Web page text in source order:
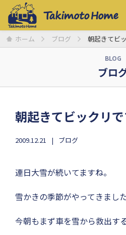
ホーム ブログ 朝起きてビ
BLOG
ブロ
朝起きてビックリ
2009.12.21 ブログ
連日大雪が続いてますね。
雪かきの季節がやってきました
今朝もまず車を雪から救出す